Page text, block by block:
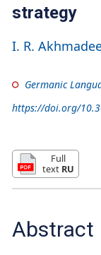
strategy
I. R.
Germanic
https://doi.org/
Full
text RU
Abstract